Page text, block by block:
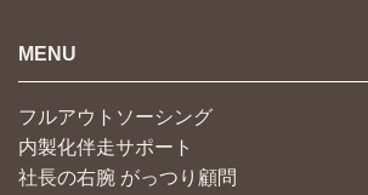
MENU
フルアウトソーシング
内製化伴走サポート
社長の右腕 がっつり顧問